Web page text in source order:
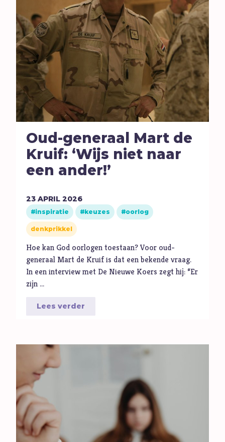
Oud-generaal Mart de
Kruif: ‘Wijs niet naar
een ander!’
23 APRIL 2026
inspiratie keuzes oorlog
denkprikkel
Hoe kan God oorlogen toestaan? Voor oud-
generaal Mart de Kruif is dat een bekende vraag.
In een interview met De Nieuwe Koers zegt hij: “Er
zijn …
Lees verder